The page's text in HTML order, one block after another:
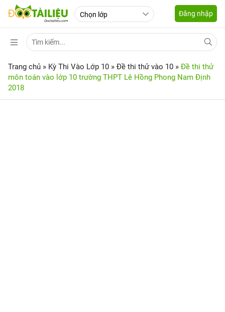
Đăng nhập
Trang chủ » Kỳ Thi Vào Lớp 10 » Đề thi thử vào 10 » Đề thi thử
môn toán vào lớp 10 trường THPT Lê Hồng Phong Nam Định
2018